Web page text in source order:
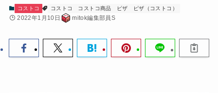
コストコ コストコ コストコ商品 ピザ ピザ（コストコ）
2022年1月10日 mitok編集部員S